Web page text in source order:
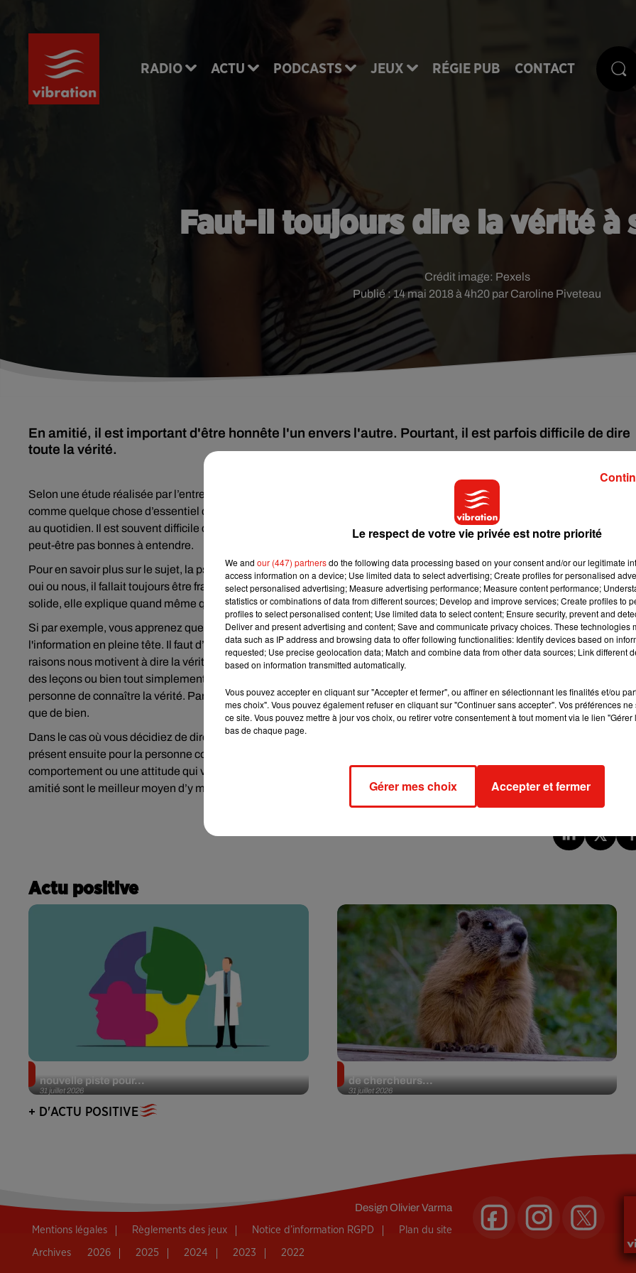
RADIO ACTU PODCASTS JEUX RÉGIE PUB CONTACT
Faut-il toujours dire la vérité à
Publié : 14 mai 2018 à 4h20 par Caroline Piveteau
Crédit image: Pexels
En amitié, il est important d'être honnête l'un envers l'autre. Pourtant, il est parfois difficile de dire
toute la vérité.
Selon une étude réalisée par l’entreprise de sondage Ipsos, les trois quarts des Français considèrent les relations amicales
comme quelque chose d’essentiel dans la vie. Avoir des amis sur qui compter est très important pour garder un bon
au quotidien. Il est souvent difficile de savoir ce qu’il faut dire ou ne pas dire à ses amis. En effet, toutes les vérités ne sont
peut-être pas bonnes à entendre.
Pour en savoir plus sur le sujet, la psychologue Christine Goirand-Fadhlaoui s’est penchée sur la question afin de savoir si
oui ou nous, il fallait toujours être franc avec ses amis. Si elle explique que la franchise est certainement la base d’une
solide, elle explique quand même qu’il faut souvent prendre du recul sur certaine situation.
Si par exemple, vous apprenez que le copain de votre meilleure amie la trompe, ne courrez pas directement lui balancer
l'information en pleine tête. Il faut d’ores et déjà analyser la situation et se poser les bonnes questions, à savoir, quelles
raisons nous motivent à dire la vérité. En effet, parfois, de mauvaises raisons nous poussent à tout révéler : l’envie de
des leçons ou bien tout simplement la jalousie. Il vaut mieux réfléchir et se demander si cela est vraiment utile pour cette
personne de connaître la vérité. Parfois oui, c’est évident, mais dans certain cas, ce n’est pas utile, car cela fait plus de mal
que de bien.
Dans le cas où vous décidiez de dire la vérité à un ami, Christine Goirand-Fadhlaoui explique qu’il faut absolument être
présent ensuite pour la personne concernée pour l'aider à gérer cette révélation. Si au contraire, c’est quelque chose, un
comportement ou une attitude qui vous déplaît chez une amie, il est clair qu’il faut le lui dire au plus vite. Les malentendus
amitié sont le meilleur moyen d’y mettre un terme.
Actu positive
31 juillet 2026
nouvelle piste pour...
31 juillet 2026
de chercheurs...
+ D'ACTU POSITIVE
DesignOlivier Varma
Mentions légales Règlements des jeux Notice d’information RGPD Plan du site
Archives 2026 2025 2024 2023 2022
Le respect de votre vie privée est notre priorité
We and our (447) partnersdo the following data processing based on your consent and/or our legitimate
access information on a device; Use limited data to select advertising; Create profiles for personalised
select personalised advertising; Measure advertising performance; Measure content performance;
statistics or combinations of data from different sources; Develop and improve services; Create profiles to
profiles to select personalised content; Use limited data to select content; Ensure security, prevent and
Deliver and present advertising and content; Save and communicate privacy choices. These technologies
data such as IP address and browsing data to offer following functionalities: Identify devices based on
requested; Use precise geolocation data; Match and combine data from other data sources; Link different
based on information transmitted automatically.
Vous pouvez accepter en cliquant sur "Accepter et fermer", ou affiner en sélectionnant les finalités et/ou
mes choix". Vous pouvez également refuser en cliquant sur "Continuer sans accepter". Vos préférences
ce site. Vous pouvez mettre à jour vos choix, ou retirer votre consentement à tout moment via le lien
bas de chaque page.
Gérer mes choix Accepter et fermer